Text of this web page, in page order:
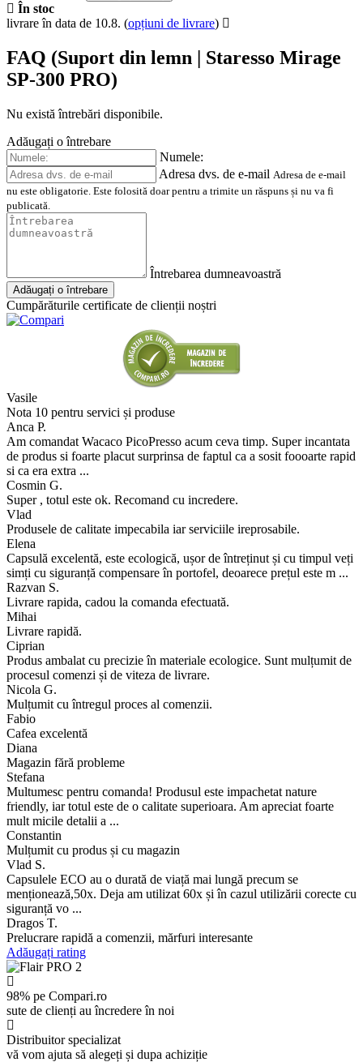
În stoc
livrare în data de 10.8. (opțiuni de livrare)
FAQ (Suport din lemn | Staresso Mirage
SP-300 PRO)
Nu există întrebări disponibile.
Adăugați o întrebare
Numele:
Adresa dvs. de e-mail Adresa de e-mail
nu este obligatorie. Este folosită doar pentru a trimite un răspuns și nu va fi
publicată.
Întrebarea dumneavoastră
Adăugați o întrebare
Cumpărăturile certificate de clienții noștri
Vasile
Nota 10 pentru servici și produse
Anca P.
Am comandat Wacaco PicoPresso acum ceva timp. Super incantata
de produs si foarte placut surprinsa de faptul ca a sosit foooarte rapid
si ca era extra ...
Cosmin G.
Super , totul este ok. Recomand cu incredere.
Vlad
Produsele de calitate impecabila iar serviciile ireprosabile.
Elena
Capsulă excelentă, este ecologică, ușor de întreținut și cu timpul veți
simți cu siguranță compensare în portofel, deoarece prețul este m ...
Razvan S.
Livrare rapida, cadou la comanda efectuată.
Mihai
Livrare rapidă.
Ciprian
Produs ambalat cu precizie în materiale ecologice. Sunt mulțumit de
procesul comenzi și de viteza de livrare.
Nicola G.
Mulțumit cu întregul proces al comenzii.
Fabio
Cafea excelentă
Diana
Magazin fără probleme
Stefana
Multumesc pentru comanda! Produsul este impachetat nature
friendly, iar totul este de o calitate superioara. Am apreciat foarte
mult micile detalii a ...
Constantin
Mulțumit cu produs și cu magazin
Vlad S.
Capsulele ECO au o durată de viață mai lungă precum se
menționează,50x. Deja am utilizat 60x și în cazul utilizării corecte cu
siguranță vo ...
Dragos T.
Prelucrare rapidă a comenzii, mărfuri interesante
Adăugați rating
98% pe Compari.ro
sute de clienți au încredere în noi
Distribuitor specializat
vă vom ajuta să alegeți și dupa achiziție